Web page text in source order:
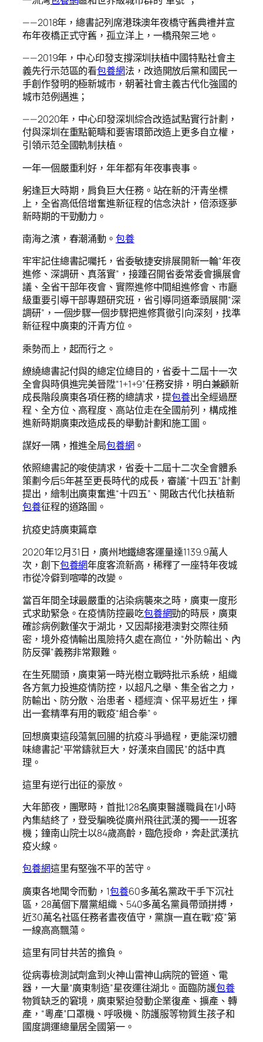
——2018年，總書記列席港珠澳年夜橋守舊典禮并宣
布年夜橋正式守舊，孤立洋上，一橋飛架三地。
——2019年，中心印發支撐深圳扶植中國特點社會主
義先行示范區的看包養網法，改造開放后黨和國民一
手創作發明的極新城市，朝著社會主義古代化強國的
城市范例邁進；
——2020年，中心印發深圳綜合改造試點實行計劃，
付與深圳在重點範疇和要害環節改造上更多自立權，
引領示范全國軌制扶植。
一年一個嚴重利好，年年都有年夜事喪事。
躬逢巨大時期，肩負巨大任務。站在新的汗青坐標
上，全省高低倍增奮進新征程的信念決計，倍添逐夢
新時期的干勁動力。
南海之濱，春潮涌動。 包養
牢牢記住總書記囑托，省委敏捷安排展開新一輪“年夜
進修、深調研、真落實”，接踵召開省委常委會擴展會
議、全省干部年夜會、實際進修中間組進修會、市廳
級重要引導干部專題研究班，省引導同道牽頭展開“深
調研”，一個步驟一個步驟把進修貫徹引向深刻，找準
新征程中廣東的汗青方位。
乘勢而上，起而行之。
繚繞總書記付與的總定位總目的，省委十二屆十一次
全會與時俱進完美晉陞“1+1+9”任務安排，明白兼顧新
成長階段廣東各項任務的總請求，提包養出全經過歷
程、全方位、高程度、高站位走在全國前列，構成推
進新時期廣東改造成長的舉動計劃和施工圖。
謀好一隅，推進全局包養網。
依照總書記的唆使請求，省委十二屆十二次全會體系
策劃今后5年甚至更長時代的成長，審議“十四五”計劃
提出，繪制出廣東奮進“十四五”、開啟古代化扶植新
包養征程的道路圖。
抗疫史詩廣東篇章
2020年12月31日，廣州地鐵總客運量達1139.9萬人
次，創下包養網年度客流新高，稀釋了一座特年夜城
市從冷僻到喧嘩的改變。
當百年間全球最嚴重的沾染病襲來之時，廣東一度形
式求助緊急。在疫情防控最吃包養網勁的時辰，廣東
確診病例數僅次于湖北，又因鄰接港澳對交際往頻
密，境外疫情輸出風險持久處在高位，“外防輸出、內
防反彈”義務非常艱難。
在生死關頭，廣東第一時光樹立戰時批示系統，組織
各方氣力投進疫情防控，以超凡之舉、集全省之力，
防輸出、防分散、治患者、穩經濟、保平易近生，揮
出一套精準有用的戰疫“組合拳”。
回想廣東這段蕩氣回腸的抗疫斗爭過程，更能深切體
味總書記“平常鑄就巨大，好漢來自國民”的話中真
理。
這里有逆行出征的豪放。
大年節夜，團聚時，首批128名廣東醫護職員在1小時
內集結終了，登受騙晚從廣州飛往武漢的獨一一班客
機；鐘南山院士以84歲高齡，臨危授命，奔赴武漢抗
疫火線。
包養網這里有堅強不平的苦守。
廣東各地聞令而動，1包養60多萬名黨政干手下沉社
區，28萬個下層黨組織、540多萬名黨員帶頭拼搏，
近30萬名社區任務者晝夜值守，黨旗一直在戰“疫”第
一線高高飄蕩。
這里有同甘共苦的擔負。
從病毒檢測試劑盒到火神山雷神山病院的管道、電
器，一大量“廣東制造”星夜運往湖北。面臨防護包養
物質缺乏的窘境，廣東緊迫發動企業復產、擴產、轉
產，“粵產”口罩機、呼吸機、防護服等物質生孩子和
國度調運總量居全國第一。